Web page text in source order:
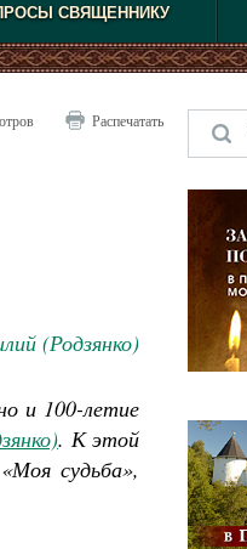
СВЯЩЕННИКУ
Распечатать
(Родзянко)
и 100-летие
. К этой
судьба»,